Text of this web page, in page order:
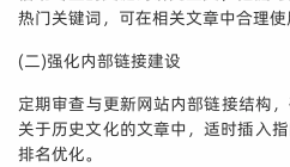
热门关键词，可在相关文章中合理
(二)强化内部链接建设
定期审查与更新网站内部链接结构
关于历史文化的文章中，适时插入
排名优化。